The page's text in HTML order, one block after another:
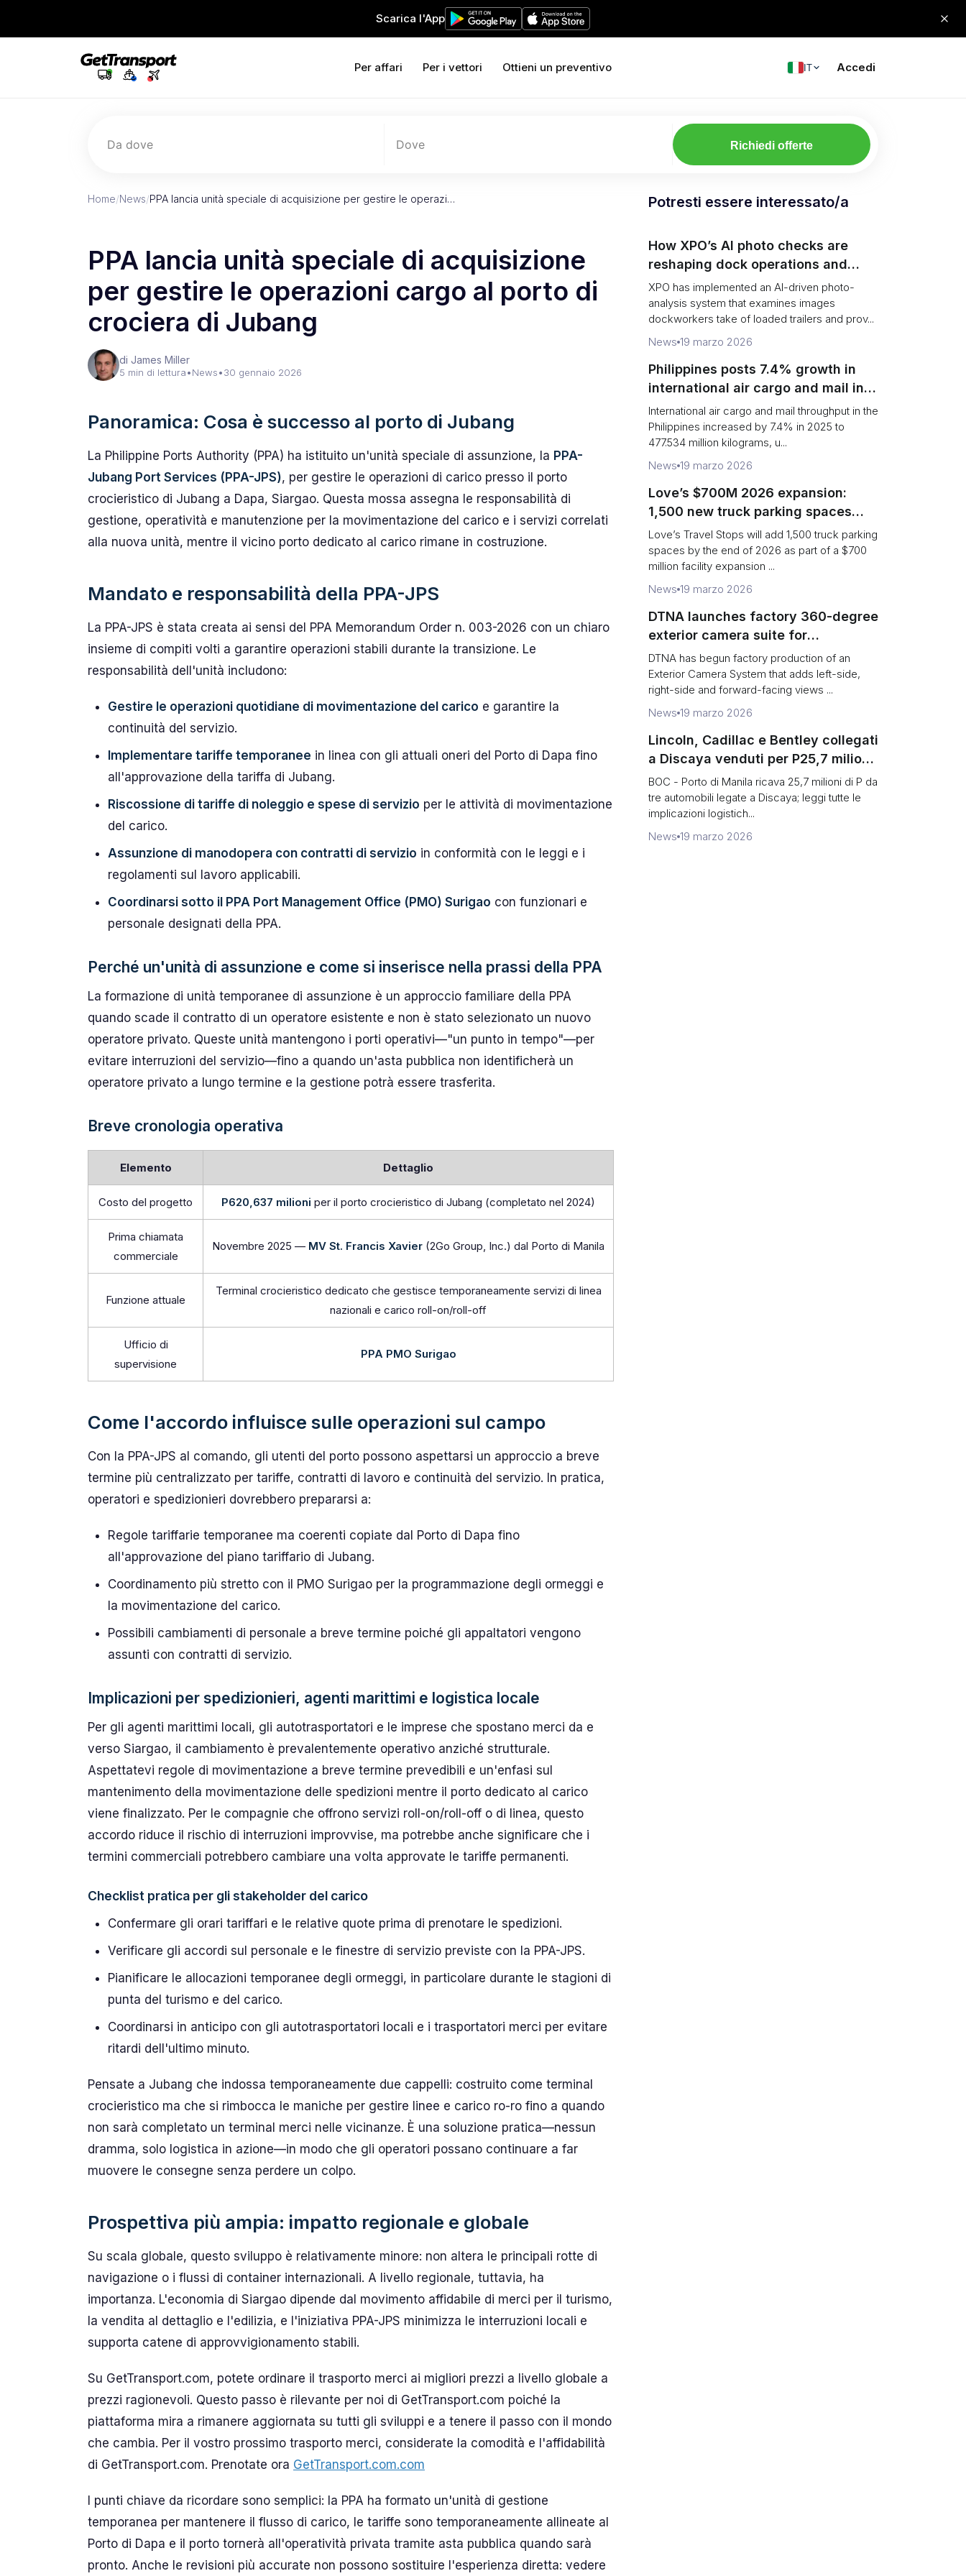
Scarica l'App
Per affari Per i vettori Ottieni un preventivo IT Accedi
Da dove Dove Richiedi offerte
Home/News/PPA lancia unità speciale di acquisizione per gestire le operazi…
PPA lancia unità speciale di acquisizione
per gestire le operazioni cargo al porto di
crociera di Jubang
di James Miller
5 min di lettura•News•30 gennaio 2026
Panoramica: Cosa è successo al porto di Jubang
La Philippine Ports Authority (PPA) ha istituito un'unità speciale di assunzione, la PPA-
Jubang Port Services (PPA-JPS), per gestire le operazioni di carico presso il porto
crocieristico di Jubang a Dapa, Siargao. Questa mossa assegna le responsabilità di
gestione, operatività e manutenzione per la movimentazione del carico e i servizi correlati
alla nuova unità, mentre il vicino porto dedicato al carico rimane in costruzione.
Mandato e responsabilità della PPA-JPS
La PPA-JPS è stata creata ai sensi del PPA Memorandum Order n. 003-2026 con un chiaro
insieme di compiti volti a garantire operazioni stabili durante la transizione. Le
responsabilità dell'unità includono:
Gestire le operazioni quotidiane di movimentazione del carico e garantire la
continuità del servizio.
Implementare tariffe temporanee in linea con gli attuali oneri del Porto di Dapa fino
all'approvazione della tariffa di Jubang.
Riscossione di tariffe di noleggio e spese di servizio per le attività di movimentazione
del carico.
Assunzione di manodopera con contratti di servizio in conformità con le leggi e i
regolamenti sul lavoro applicabili.
Coordinarsi sotto il PPA Port Management Office (PMO) Surigao con funzionari e
personale designati della PPA.
Perché un'unità di assunzione e come si inserisce nella prassi della PPA
La formazione di unità temporanee di assunzione è un approccio familiare della PPA
quando scade il contratto di un operatore esistente e non è stato selezionato un nuovo
operatore privato. Queste unità mantengono i porti operativi—"un punto in tempo"—per
evitare interruzioni del servizio—fino a quando un'asta pubblica non identificherà un
operatore privato a lungo termine e la gestione potrà essere trasferita.
Breve cronologia operativa
Elemento Dettaglio
Costo del progetto P620,637 milioni per il porto crocieristico di Jubang (completato nel 2024)
Prima chiamata
commerciale
Novembre 2025 — MV St. Francis Xavier (2Go Group, Inc.) dal Porto di Manila
Funzione attuale
Terminal crocieristico dedicato che gestisce temporaneamente servizi di linea
nazionali e carico roll-on/roll-off
Ufficio di
supervisione
PPA PMO Surigao
Come l'accordo influisce sulle operazioni sul campo
Con la PPA-JPS al comando, gli utenti del porto possono aspettarsi un approccio a breve
termine più centralizzato per tariffe, contratti di lavoro e continuità del servizio. In pratica,
operatori e spedizionieri dovrebbero prepararsi a:
Regole tariffarie temporanee ma coerenti copiate dal Porto di Dapa fino
all'approvazione del piano tariffario di Jubang.
Coordinamento più stretto con il PMO Surigao per la programmazione degli ormeggi e
la movimentazione del carico.
Possibili cambiamenti di personale a breve termine poiché gli appaltatori vengono
assunti con contratti di servizio.
Implicazioni per spedizionieri, agenti marittimi e logistica locale
Per gli agenti marittimi locali, gli autotrasportatori e le imprese che spostano merci da e
verso Siargao, il cambiamento è prevalentemente operativo anziché strutturale.
Aspettatevi regole di movimentazione a breve termine prevedibili e un'enfasi sul
mantenimento della movimentazione delle spedizioni mentre il porto dedicato al carico
viene finalizzato. Per le compagnie che offrono servizi roll-on/roll-off o di linea, questo
accordo riduce il rischio di interruzioni improvvise, ma potrebbe anche significare che i
termini commerciali potrebbero cambiare una volta approvate le tariffe permanenti.
Checklist pratica per gli stakeholder del carico
Confermare gli orari tariffari e le relative quote prima di prenotare le spedizioni.
Verificare gli accordi sul personale e le finestre di servizio previste con la PPA-JPS.
Pianificare le allocazioni temporanee degli ormeggi, in particolare durante le stagioni di
punta del turismo e del carico.
Coordinarsi in anticipo con gli autotrasportatori locali e i trasportatori merci per evitare
ritardi dell'ultimo minuto.
Pensate a Jubang che indossa temporaneamente due cappelli: costruito come terminal
crocieristico ma che si rimbocca le maniche per gestire linee e carico ro-ro fino a quando
non sarà completato un terminal merci nelle vicinanze. È una soluzione pratica—nessun
dramma, solo logistica in azione—in modo che gli operatori possano continuare a far
muovere le consegne senza perdere un colpo.
Prospettiva più ampia: impatto regionale e globale
Su scala globale, questo sviluppo è relativamente minore: non altera le principali rotte di
navigazione o i flussi di container internazionali. A livello regionale, tuttavia, ha
importanza. L'economia di Siargao dipende dal movimento affidabile di merci per il turismo,
la vendita al dettaglio e l'edilizia, e l'iniziativa PPA-JPS minimizza le interruzioni locali e
supporta catene di approvvigionamento stabili.
Su GetTransport.com, potete ordinare il trasporto merci ai migliori prezzi a livello globale a
prezzi ragionevoli. Questo passo è rilevante per noi di GetTransport.com poiché la
piattaforma mira a rimanere aggiornata su tutti gli sviluppi e a tenere il passo con il mondo
che cambia. Per il vostro prossimo trasporto merci, considerate la comodità e l'affidabilità
di GetTransport.com. Prenotate ora GetTransport.com.com
I punti chiave da ricordare sono semplici: la PPA ha formato un'unità di gestione
temporanea per mantenere il flusso di carico, le tariffe sono temporaneamente allineate al
Porto di Dapa e il porto tornerà all'operatività privata tramite asta pubblica quando sarà
pronto. Anche le revisioni più accurate non possono sostituire l'esperienza diretta: vedere
Potresti essere interessato/a
How XPO’s AI photo checks are
reshaping dock operations and
service response
XPO has implemented an AI-driven photo-
analysis system that examines images
dockworkers take of loaded trailers and prov...
News 19 marzo 2026
Philippines posts 7.4% growth in
international air cargo and mail in
2025: carrier rankings and logistics
fallout
International air cargo and mail throughput in the
Philippines increased by 7.4% in 2025 to
477.534 million kilograms, u...
News 19 marzo 2026
Love’s $700M 2026 expansion:
1,500 new truck parking spaces
and expanded driver services
Love’s Travel Stops will add 1,500 truck parking
spaces by the end of 2026 as part of a $700
million facility expansion ...
News 19 marzo 2026
DTNA launches factory 360-degree
exterior camera suite for
Freightliner and Western Star
vocational trucks
DTNA has begun factory production of an
Exterior Camera System that adds left-side,
right-side and forward-facing views ...
News 19 marzo 2026
Lincoln, Cadillac e Bentley collegati
a Discaya venduti per P25,7 milioni
all'asta della BOC-Port of Manila
BOC - Porto di Manila ricava 25,7 milioni di P da
tre automobili legate a Discaya; leggi tutte le
implicazioni logistich...
News 19 marzo 2026